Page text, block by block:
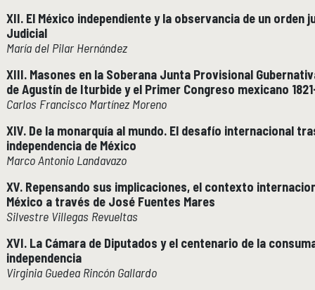
XII. El México independiente y la observancia de un orden
Judicial
María del Pilar Hernández
XIII. Masones en la Soberana Junta Provisional
de Agustín de Iturbide y el Primer Congreso mexicano
Carlos Francisco Martínez Moreno
XIV. De la monarquía al mundo. El desafío internacional
independencia de México
Marco Antonio Landavazo
XV. Repensando sus implicaciones, el contexto
México a través de José Fuentes Mares
Silvestre Villegas Revueltas
XVI. La Cámara de Diputados y el centenario de la
independencia
Virginia Guedea Rincón Gallardo